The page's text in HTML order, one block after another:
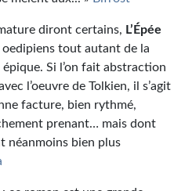
diront certains, L’Épée
oedipiens tout autant de la
Si l’on fait abstraction
l’oeuvre de Tolkien, il s’agit
facture, bien rythmé,
prenant… mais dont
néanmoins bien plus